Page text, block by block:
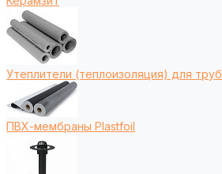
Утеплители (теплоизоляция) для труб
ПВХ-мембраны Plastfoil